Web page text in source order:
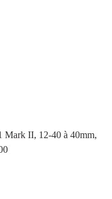
Mark II, 12-40 à 40mm,